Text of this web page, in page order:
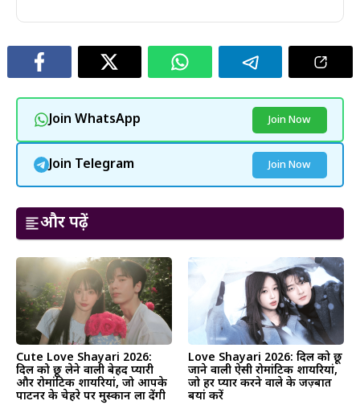
Join WhatsApp Join Now
Join Telegram Join Now
और पढ़ें
Cute Love Shayari 2026:
दिल को छू लेने वाली बेहद प्यारी
और रोमांटिक शायरियां, जो आपके
पार्टनर के चेहरे पर मुस्कान ला देंगी
Love Shayari 2026: दिल को छू
जाने वाली ऐसी रोमांटिक शायरियां,
जो हर प्यार करने वाले के जज़्बात
बयां करें